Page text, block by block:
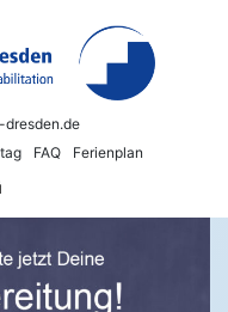
FAQ Ferienplan